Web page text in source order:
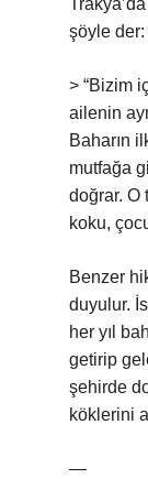
şöyle der:
> “Bizim
ailenin
Baharın
mutfağa
doğrar. O
koku,
Benzer
duyulur.
her yıl
getirip
şehirde
köklerini
—